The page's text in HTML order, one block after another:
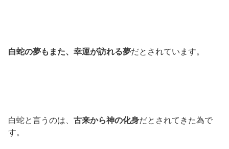
白蛇の夢もまた、幸運が訪れる夢だとされています。
白蛇と言うのは、 古来から神の化身だとされてきた為で
す。